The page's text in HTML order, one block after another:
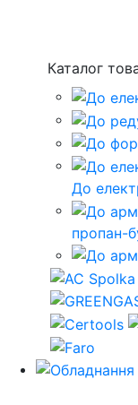
Каталог
До
пропан-